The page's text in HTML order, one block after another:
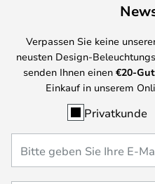
Verpassen Sie keine
neusten Design-
senden Ihnen einen €20-
Einkauf in unserem
Privatkunde